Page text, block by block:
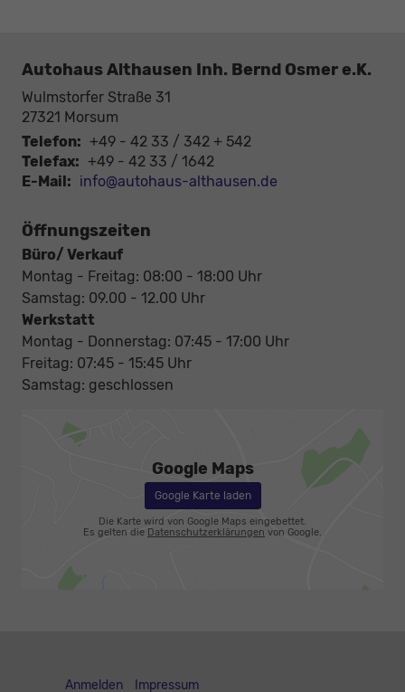
Autohaus Althausen Inh. Bernd Osmer e.K.
Wulmstorfer Straße 31
27321 Morsum
Telefon: +49 - 42 33 / 342 + 542
Telefax: +49 - 42 33 / 1642
E-Mail: info@autohaus-althausen.de
Öffnungszeiten
Büro/ Verkauf
Montag - Freitag: 08:00 - 18:00 Uhr
Samstag: 09.00 - 12.00 Uhr
Werkstatt
Montag - Donnerstag: 07:45 - 17:00 Uhr
Freitag: 07:45 - 15:45 Uhr
Samstag: geschlossen
Google Maps
Google Karte laden
Die Karte wird von Google Maps eingebettet.
Es gelten die Datenschutzerklärungen von Google.
Anmelden Impressum